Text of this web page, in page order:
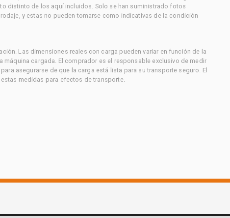
distinto de los aquí incluidos. Solo se han suministrado fotos
y estas no pueden tomarse como indicativas de la condición
Las dimensiones reales con carga pueden variar en función de la
cargada. El comprador es el responsable exclusivo de medir
asegurarse de que la carga está lista para su transporte seguro. El
medidas para efectos de transporte.